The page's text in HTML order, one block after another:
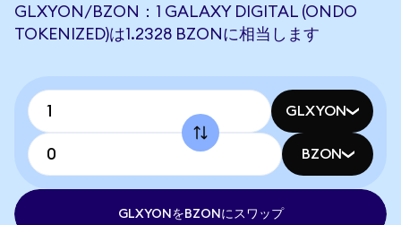
GLXYON/BZON：1 GALAXY DIGITAL (ONDO
TOKENIZED)は1.2328 BZONに相当します
GLXYON
BZON
GLXYONをBZONにスワップ